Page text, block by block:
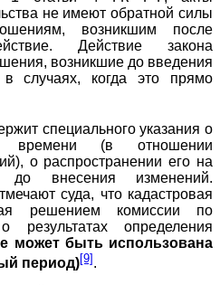
не имеют обратной силы
возникшим после
Действие закона
возникшие до введения
случаях, когда это прямо
специального указания о
времени (в отношении
о распространении его на
до внесения изменений.
суда, что кадастровая
решением комиссии по
результатах определения
может быть использована
период)[9] .